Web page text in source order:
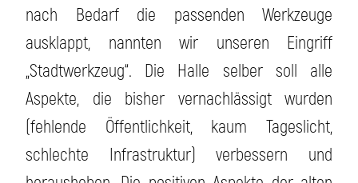
nach Bedarf die passenden Werkzeuge
ausklappt, nannten wir unseren Eingriff
„Stadtwerkzeug“. Die Halle selber soll alle
Aspekte, die bisher vernachlässigt wurden
(fehlende Öffentlichkeit, kaum Tageslicht,
schlechte Infrastruktur) verbessern und